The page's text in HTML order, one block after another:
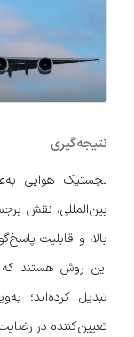
نتیجه‌گیری
لجستیک هوایی
بین‌المللی، نقش
بالا، و قابلیت
این روش هستند که
تبدیل کرده‌اند؛
تعیین‌کننده در